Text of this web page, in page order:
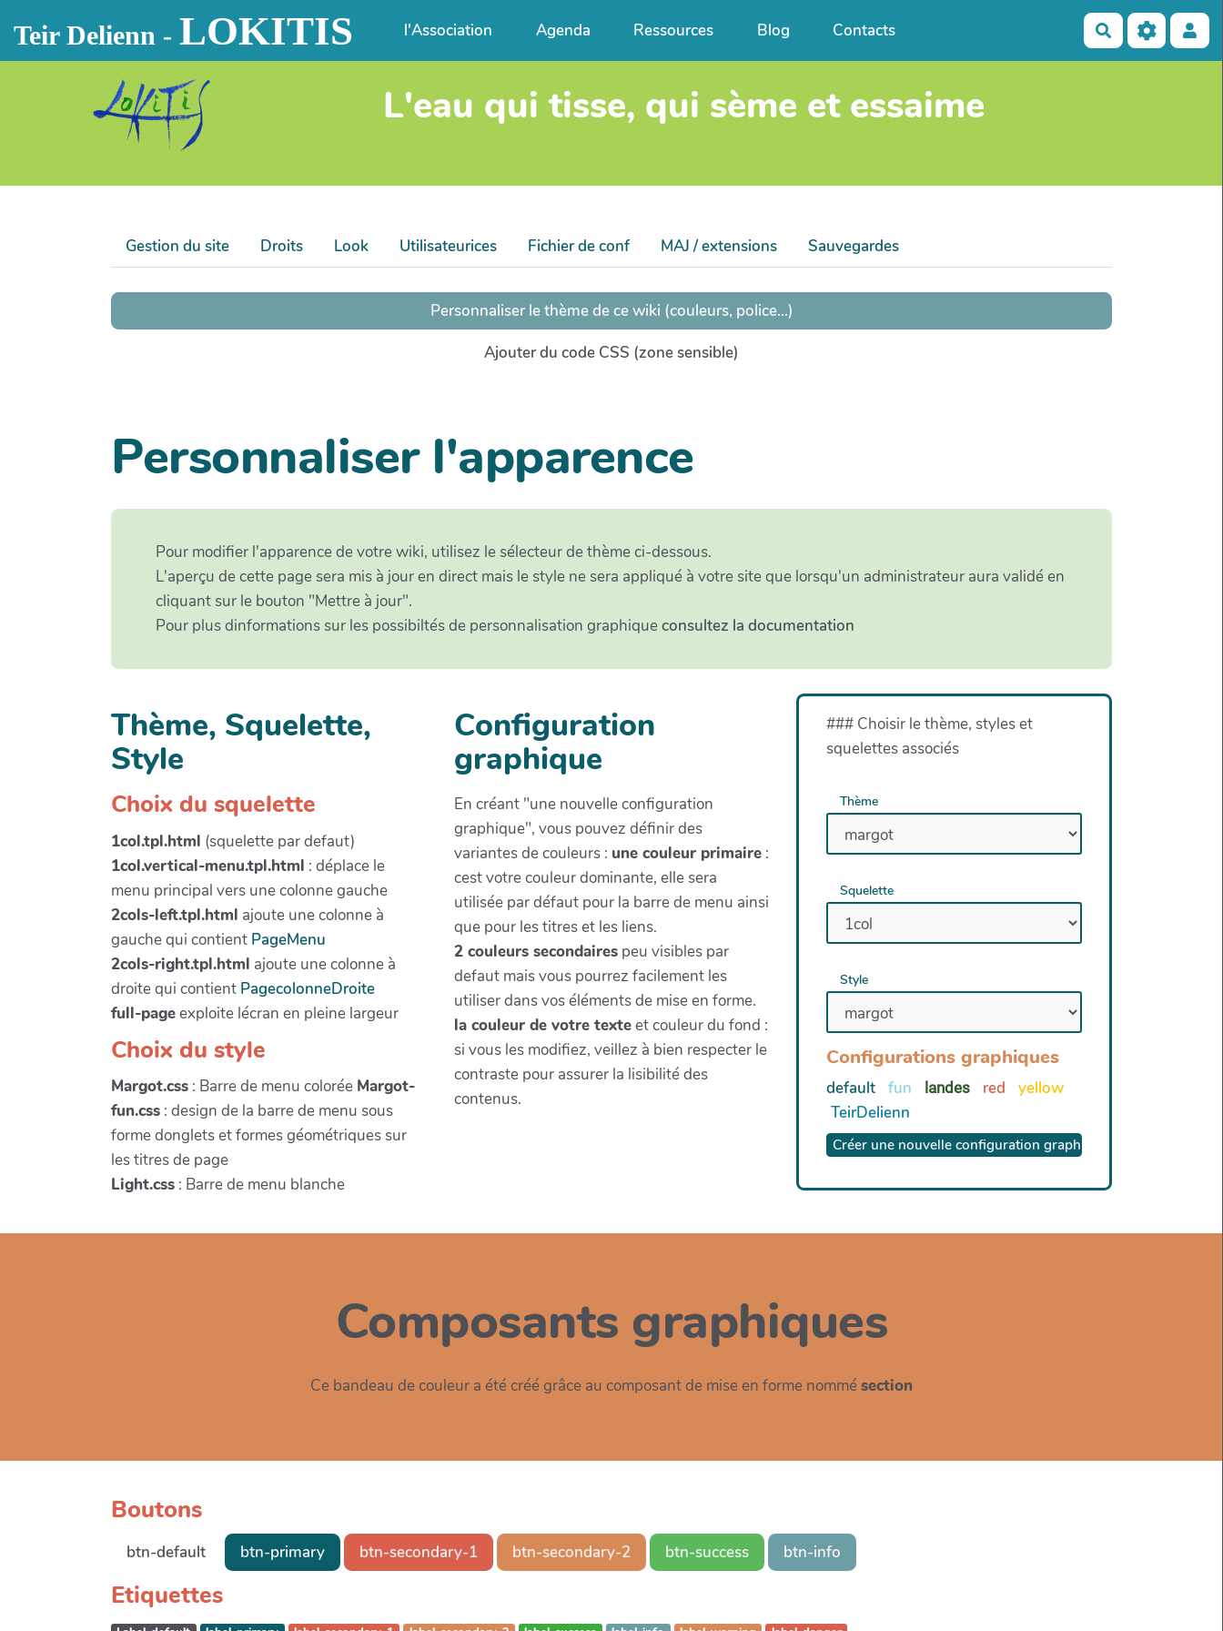
Aller au contenu principal
Teir Delienn - LOKITIS l'Association Agenda Ressources Blog Contacts Rechercher
L'eau qui tisse, qui sème et essaime
Gestion du site Droits Look Utilisateurices Fichier de conf MAJ / extensions Sauvegardes
Personnaliser le thème de ce wiki (couleurs, police...)
Ajouter du code CSS (zone sensible)
Personnaliser l'apparence
Pour modifier l'apparence de votre wiki, utilisez le sélecteur de thème ci-dessous.
L'aperçu de cette page sera mis à jour en direct mais le style ne sera appliqué à votre site que lorsqu'un administrateur aura validé en
cliquant sur le bouton "Mettre à jour".
Pour plus dinformations sur les possibiltés de personnalisation graphiqueconsultez la documentation
Thème, Squelette,
Style
Choix du squelette
1col.tpl.html (squelette par defaut)
1col.vertical-menu.tpl.html : déplace le
menu principal vers une colonne gauche
2cols-left.tpl.html ajoute une colonne à
gauche qui contient PageMenu
2cols-right.tpl.html ajoute une colonne à
droite qui contient PagecolonneDroite
full-pageexploite lécran en pleine largeur
Choix du style
Margot.css : Barre de menu colorée Margot-
fun.css : design de la barre de menu sous
forme donglets et formes géométriques sur
les titres de page
Light.css : Barre de menu blanche
Configuration
graphique
En créant "une nouvelle configuration
graphique", vous pouvez définir des
variantes de couleurs : une couleur primaire:
cest votre couleur dominante, elle sera
utilisée par défaut pour la barre de menu ainsi
que pour les titres et les liens.
2 couleurs secondairespeu visibles par
defaut mais vous pourrez facilement les
utiliser dans vos éléments de mise en forme.
la couleur de votre texteet couleur du fond :
si vous les modifiez, veillez à bien respecter le
contraste pour assurer la lisibilité des
contenus.
### Choisir le thème, styles et
squelettes associés
Thème
Squelette
Style
Configurations graphiques
default fun landes red
yellow
TeirDelienn
Créer une nouvelle configuration graphique
Composants graphiques
Ce bandeau de couleur a été créé grâce au composant de mise en forme nommé section
Boutons
btn-default btn-primary btn-secondary-1 btn-secondary-2 btn-success btn-info
Etiquettes